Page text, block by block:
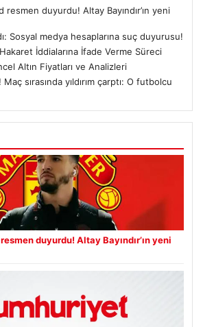
duyurdu! Altay Bayındır’ın yeni
Sosyal medya hesaplarına suç duyurusu!
İddialarına İfade Verme Süreci
Altın Fiyatları ve Analizleri
sırasında yıldırım çarptı: O futbolcu
duyurdu! Altay Bayındır’ın yeni